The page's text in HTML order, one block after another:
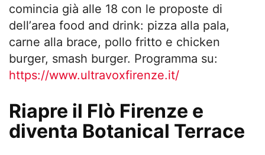
comincia già alle 18 con le proposte di
dell’area food and drink: pizza alla pala,
carne alla brace, pollo fritto e chicken
burger, smash burger. Programma su:
https://www.ultravoxfirenze.it/
Riapre il Flò Firenze e
diventa Botanical Terrace